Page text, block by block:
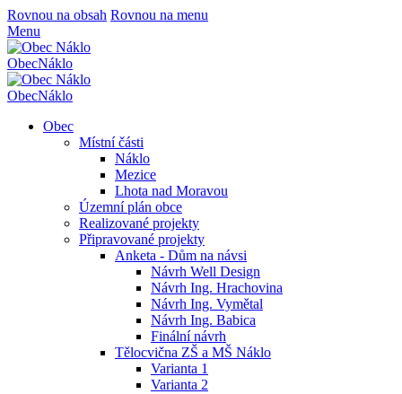
Rovnou na obsah Rovnou na menu
Menu
ObecNáklo
ObecNáklo
Obec
Místní části
Náklo
Mezice
Lhota nad Moravou
Územní plán obce
Realizované projekty
Připravované projekty
Anketa - Dům na návsi
Návrh Well Design
Návrh Ing. Hrachovina
Návrh Ing. Vymětal
Návrh Ing. Babica
Finální návrh
Tělocvična ZŠ a MŠ Náklo
Varianta 1
Varianta 2